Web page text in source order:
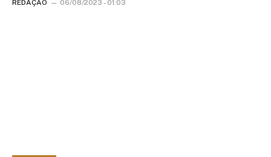
REDAÇÃO 06/08/2023 - 01:03